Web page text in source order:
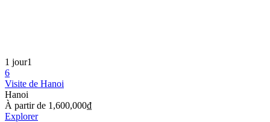
1 jour1
6
Visite de Hanoi
Hanoi
À partir de 1,600,000₫
Explorer